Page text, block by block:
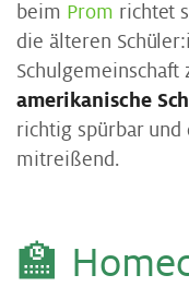
beim Prom richtet
die älteren
Schulgemeinschaft
amerikanische
richtig spürbar
mitreißend.
🏫